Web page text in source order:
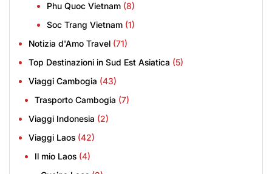
Phu Quoc Vietnam (8)
Soc Trang Vietnam (1)
Notizia d'Amo Travel (71)
Top Destinazioni in Sud Est Asiatica (5)
Viaggi Cambogia (43)
Trasporto Cambogia (7)
Viaggi Indonesia (2)
Viaggi Laos (42)
Il mio Laos (4)